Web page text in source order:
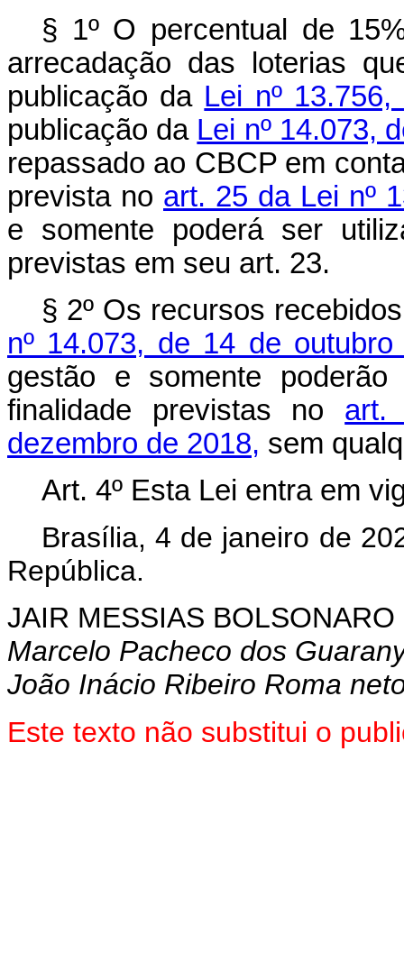
§ 1º O percentual de
arrecadação das loterias
publicação da Lei nº
publicação da Lei nº 14.073,
repassado ao CBCP em
prevista no art. 25 da Lei nº
e somente poderá ser
previstas em seu art. 23.
§ 2º Os recursos
nº 14.073, de 14 de
gestão e somente
finalidade previstas no art.
dezembro de 2018, sem
Art. 4º Esta Lei entra em
Brasília, 4 de janeiro de
República.
JAIR MESSIAS BOLSONARO
Marcelo Pacheco dos
João Inácio Ribeiro Roma
Este texto não substitui o